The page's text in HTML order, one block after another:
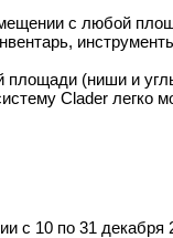
с любой
площади (ниши и
Clader легко
с 10 по 31 декабря